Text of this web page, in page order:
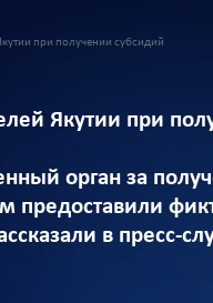
при получении субсидий
Якутии при
орган за
предоставили
в пресс-